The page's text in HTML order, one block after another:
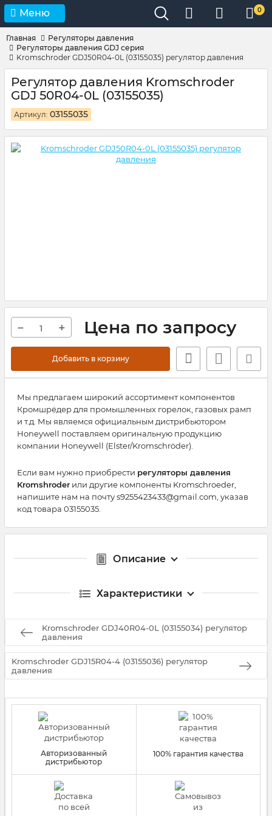
Меню 0
Главная
Регуляторы давления
Регуляторы давления GDJ серия
Kromschroder GDJ50R04-0L (03155035) регулятор давления
Регулятор давления Kromschroder
GDJ 50R04-0L (03155035)
Артикул: 03155035
− + Цена по запросу
Добавить в корзину
Мы предлагаем широкий ассортимент компонентов
Кромшрёдер для промышленных горелок, газовых рамп
и т.д. Мы являемся официальным дистрибьютором
Honeywell поставляем оригинальную продукцию
компании Honeywell (Elster/Kromschröder).
Если вам нужно приобрести регуляторы давления
Kromshroder или другие компоненты Kromschroeder,
напишите нам на почту s9255423433@gmail.com, указав
код товара 03155035.
Описание
Характеристики
Kromschroder GDJ40R04-0L (03155034) регулятор
давления
Kromschroder GDJ15R04-4 (03155036) регулятор
давления
Авторизованный
дистрибьютор
100% гарантия качества